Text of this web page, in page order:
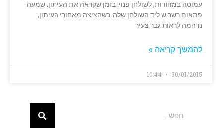
עמוסה במזוודות, לשולחן פנוי. בזמן שקראה את העיתון, שמעה
פתאום רשרוש ליד השולחן שלה. כשהציצה מאחורי העיתון,
נדהמה לראות גבר צעיר
להמשך קריאה »
30/01/2015